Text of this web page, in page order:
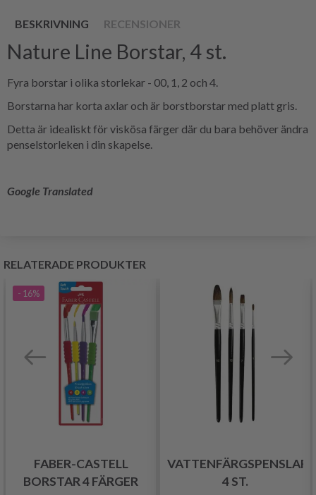
BESKRIVNING RECENSIONER
Nature Line Borstar, 4 st.
Fyra borstar i olika storlekar - 00, 1, 2 och 4.
Borstarna har korta axlar och är borstborstar med platt gris.
Detta är idealiskt för viskösa färger där du bara behöver ändra
penselstorleken i din skapelse.
Google Translated
RELATERADE PRODUKTER
- 16%
FABER-CASTELL
BORSTAR 4 FÄRGER
VATTENFÄRGSPENSLAR,
4 ST.